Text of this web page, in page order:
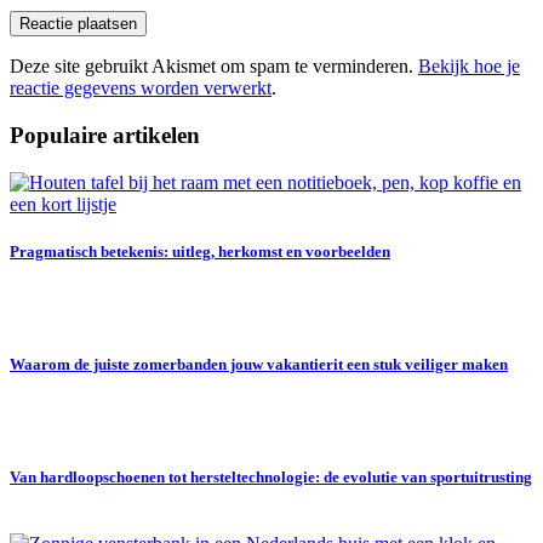
Deze site gebruikt Akismet om spam te verminderen. Bekijk hoe je
reactie gegevens worden verwerkt.
Populaire artikelen
Pragmatisch betekenis: uitleg, herkomst en voorbeelden
Waarom de juiste zomerbanden jouw vakantierit een stuk veiliger maken
Van hardloopschoenen tot hersteltechnologie: de evolutie van sportuitrusting